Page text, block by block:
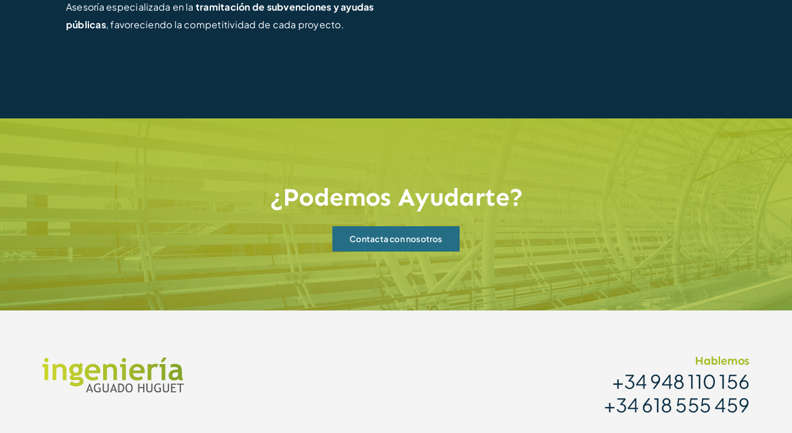
Asesoría especializada en la tramitación de subvenciones y ayudas
públicas, favoreciendo la competitividad de cada proyecto.
¿Podemos Ayudarte?
Contacta con nosotros
Hablemos
+34 948 110 156
+34 618 555 459